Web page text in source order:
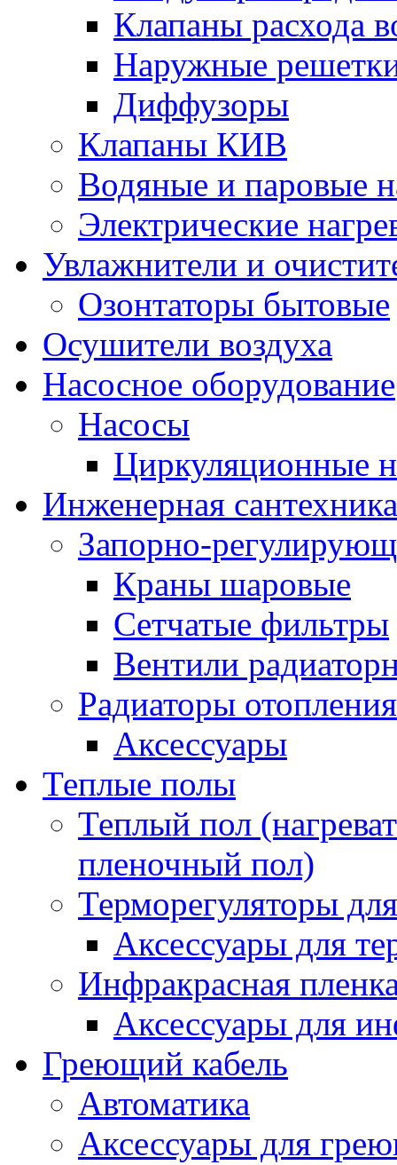
Клапаны расхода
Наружные
Диффузоры
Клапаны КИВ
Водяные и паровые
Электрические
Увлажнители и
Озонтаторы бытовые
Осушители воздуха
Насосное оборудование
Насосы
Циркуляционные
Инженерная сантехника
Запорно-
Краны шаровые
Сетчатые фильтры
Вентили
Радиаторы отопления
Аксессуары
Теплые полы
Теплый пол
пленочный пол)
Терморегуляторы
Аксессуары для
Инфракрасная
Аксессуары для
Греющий кабель
Автоматика
Аксессуары для